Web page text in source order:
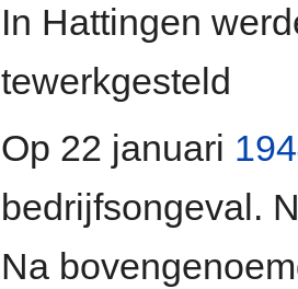
In Hattingen
tewerkgesteld
Op 22 januari
bedrijfsongeval.
Na